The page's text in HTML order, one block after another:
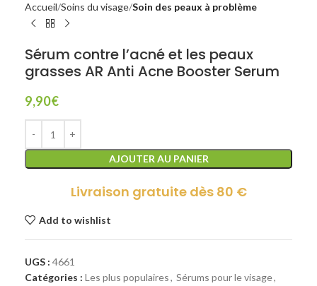
Accueil Soins du visage Soin des peaux à problème
Sérum contre l’acné et les peaux
grasses AR Anti Acne Booster Serum
9,90€
AJOUTER AU PANIER
Livraison gratuite dès 80 €
Add to wishlist
UGS : 4661
Catégories : Les plus populaires, Sérums pour le visage,